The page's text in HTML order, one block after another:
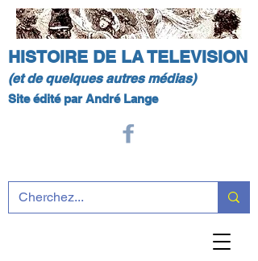
HISTOIRE DE LA TELEVISION
(et de quelques autres médias)
Site édité par André Lange